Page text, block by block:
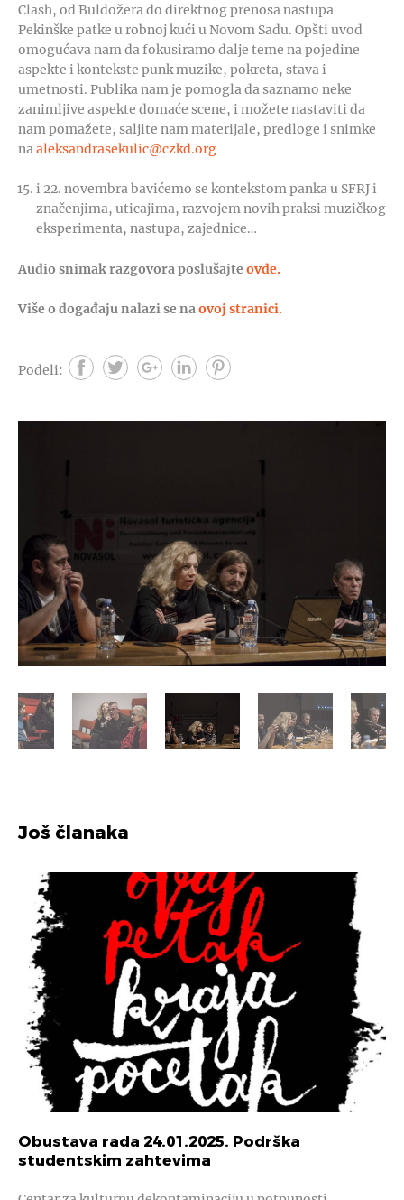
Clash, od Buldožera do direktnog prenosa nastupa
Pekinške patke u robnoj kući u Novom Sadu. Opšti uvod
omogućava nam da fokusiramo dalje teme na pojedine
aspekte i kontekste punk muzike, pokreta, stava i
umetnosti. Publika nam je pomogla da saznamo neke
zanimljive aspekte domaće scene, i možete nastaviti da
nam pomažete, saljite nam materijale, predloge i snimke
naaleksandrasekulic@czkd.org
i 22. novembra bavićemo se kontekstom panka u SFRJ i
značenjima, uticajima, razvojem novih praksi muzičkog
eksperimenta, nastupa, zajednice…
Audio snimak razgovora poslušajte ovde.
Više o događaju nalazi se naovoj stranici.
Podeli:
Još članaka
Obustava rada 24.01.2025. Podrška
studentskim zahtevima